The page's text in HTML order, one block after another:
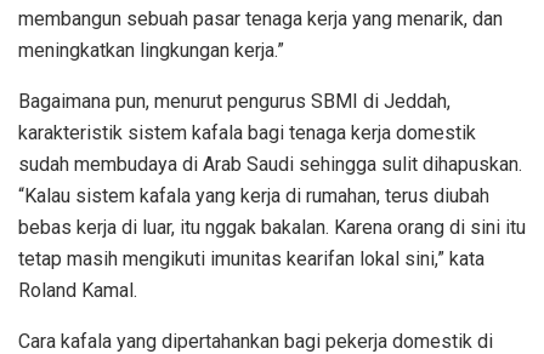
membangun sebuah pasar tenaga kerja yang menarik, dan
meningkatkan lingkungan kerja.”
Bagaimana pun, menurut pengurus SBMI di Jeddah,
karakteristik sistem kafala bagi tenaga kerja domestik
sudah membudaya di Arab Saudi sehingga sulit dihapuskan.
“Kalau sistem kafala yang kerja di rumahan, terus diubah
bebas kerja di luar, itu nggak bakalan. Karena orang di sini itu
tetap masih mengikuti imunitas kearifan lokal sini,” kata
Roland Kamal.
Cara kafala yang dipertahankan bagi pekerja domestik di